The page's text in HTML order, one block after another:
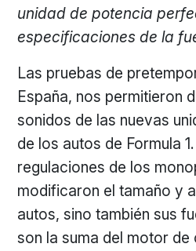
unidad de potencia
especificaciones de la
Las pruebas de
España, nos permitieron
sonidos de las nuevas
de los autos de Formula
regulaciones de los
modificaron el tamaño y
autos, sino también sus
son la suma del motor de